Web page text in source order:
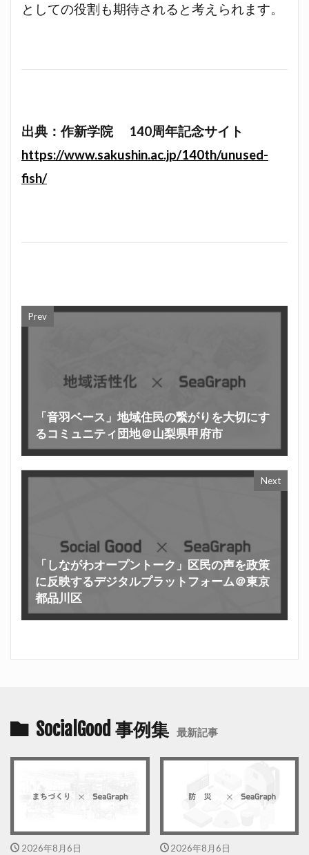
としての役割も期待されると考えられます。
出典：作新学院 140周年記念サイト
https://www.sakushin.ac.jp/140th/unused-
fish/
Prev
「音羽ベース」地域住民の繋がりを大切にす
るコミュニティ団地＠山梨県甲府市
Next
「しながわオープントーク」区民の声を政策
に反映するデジタルプラットフォーム＠東京
都品川区
SocialGood 事例集 最新記事
2026年8月6日 2026年8月6日